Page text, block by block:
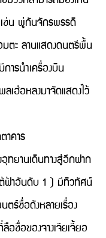
เช่น พู่กันจักรพรรดิ
ตะ ลานแสดงดนตรีพื้น
ารนำเครื่องบิน
เฮ่อหลงมาจัดแสดงไว้
คาร
ยานเดินทางสู่อีกฝาก
ฟ้าอันดับ 1 ) มีทิวทัศน์
ตร์ชื่อดังหลายเรื่อง
อชื่อของจางเจียเจี้ยอ